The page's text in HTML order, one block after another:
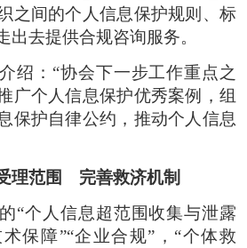
之间的个人信息保护规则、标
出去提供合规咨询服务。
绍：“协会下一步工作重点之
广个人信息保护优秀案例，组
保护自律公约，推动个人信息
理范围 完善救济机制
“个人信息超范围收集与泄露
保障”“企业合规”，“个体救